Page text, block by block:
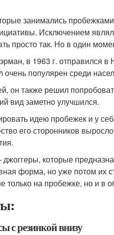
занимались
Исключением
просто так. Но в один
в 1963 г. отправился
очень популярен среди
также решил
вид заметно улучшился.
идею пробежек и у
его сторонников
которые
форма, но уже потом их
только на пробежке, но и в
с резинкой внизу